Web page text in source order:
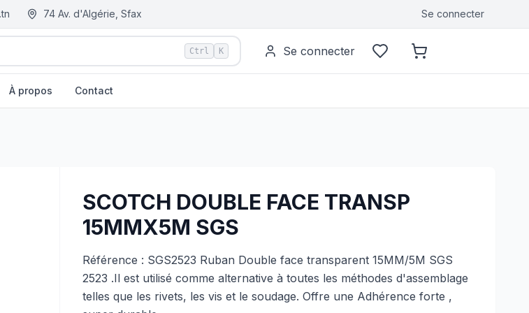
74 Av. d'Algérie, Sfax Se connecter
Ctrl K Se connecter
À propos Contact
SCOTCH DOUBLE FACE TRANSP
15MMX5M SGS
Référence : SGS2523 Ruban Double face transparent 15MM/5M SGS
2523 .Il est utilisé comme alternative à toutes les méthodes d'assemblage
telles que les rivets, les vis et le soudage. Offre une Adhérence forte ,